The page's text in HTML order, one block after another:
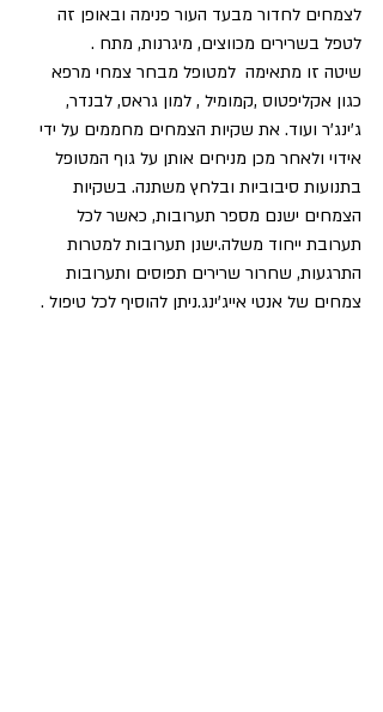
לצמחים לחדור מבעד העור פנימה ובאופן זה
לטפל בשרירים מכווצים, מיגרנות, מתח .
שיטה זו מתאימה  למטופל מבחר צמחי מרפא
כגון אקליפטוס ,קמומיל , למון גראס, לבנדר,
ג'ינג'ר ועוד. את שקיות הצמחים מחממים על ידי
אידוי ולאחר מכן מניחים אותן על גוף המטופל
בתנועות סיבוביות ובלחץ משתנה. בשקיות
הצמחים ישנם מספר תערובות, כאשר לכל
תערובת ייחוד משלה.ישנן תערובות למטרות
התרגעות, שחרור שרירים תפוסים ותערובות
צמחים של אנטי אייג'ינג.ניתן להוסיף לכל טיפול .